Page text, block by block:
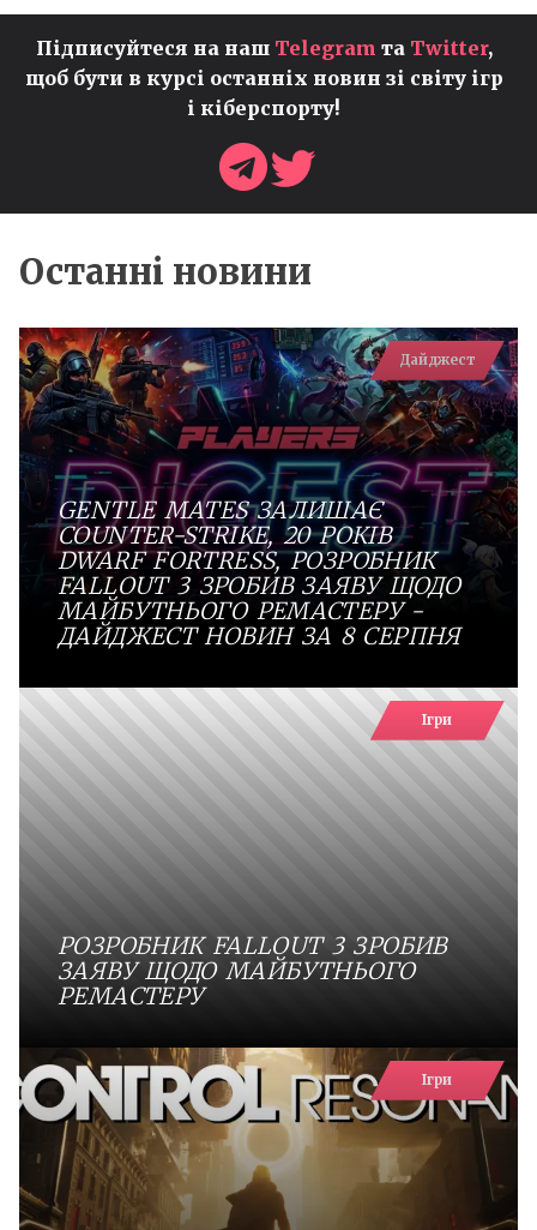
Підписуйтеся на наш Telegram та Twitter,
щоб бути в курсі останніх новин зі світу ігр
і кіберспорту!
Останні новини
Дайджест
GENTLE MATES ЗАЛИШАЄ
COUNTER-STRIKE, 20 РОКІВ
DWARF FORTRESS, РОЗРОБНИК
FALLOUT 3 ЗРОБИВ ЗАЯВУ ЩОДО
МАЙБУТНЬОГО РЕМАСТЕРУ -
ДАЙДЖЕСТ НОВИН ЗА 8 СЕРПНЯ
Ігри
РОЗРОБНИК FALLOUT 3 ЗРОБИВ
ЗАЯВУ ЩОДО МАЙБУТНЬОГО
РЕМАСТЕРУ
Ігри